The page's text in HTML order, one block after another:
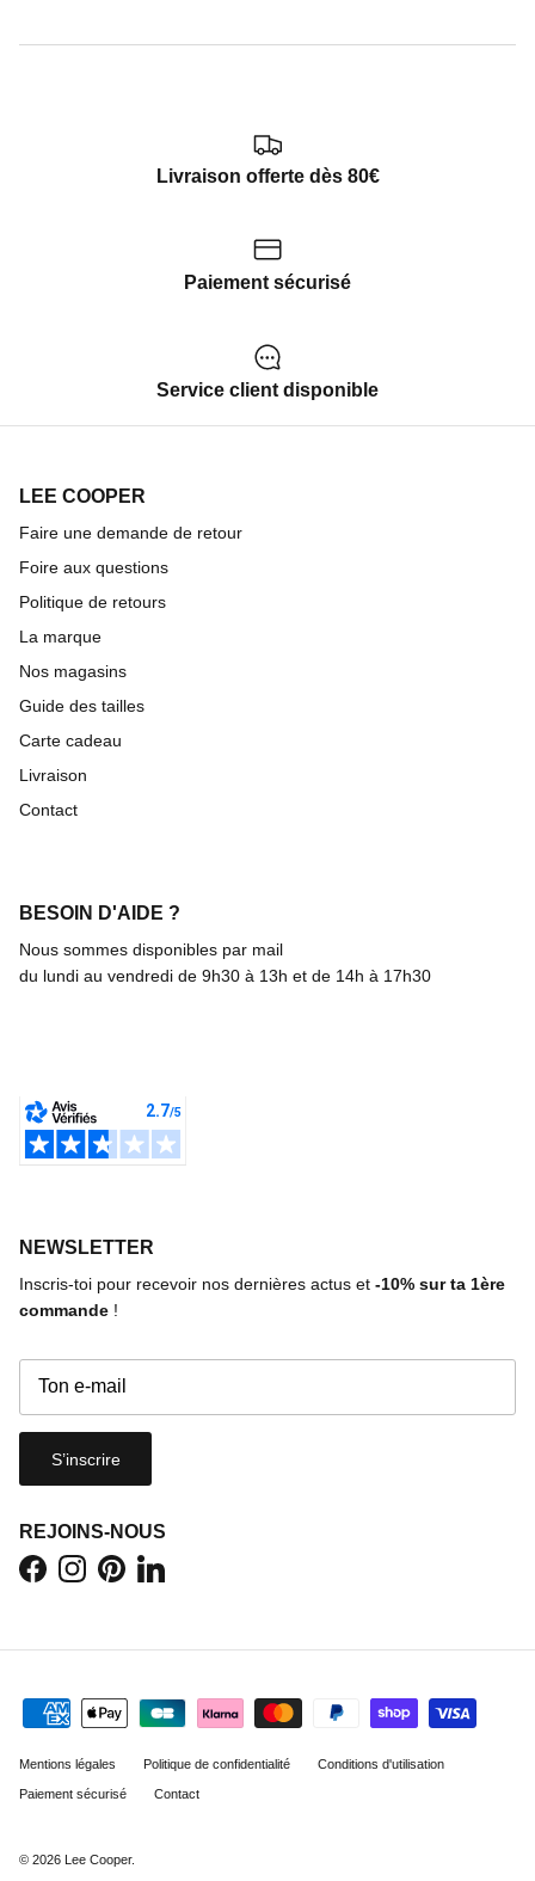
Livraison offerte dès 80€
Paiement sécurisé
Service client disponible
LEE COOPER
Faire une demande de retour
Foire aux questions
Politique de retours
La marque
Nos magasins
Guide des tailles
Carte cadeau
Livraison
Contact
BESOIN D'AIDE ?
Nous sommes disponibles par mail
du lundi au vendredi de 9h30 à 13h et de 14h à 17h30
NEWSLETTER
Inscris-toi pour recevoir nos dernières actus et -10% sur ta 1ère
commande !
S’inscrire
REJOINS-NOUS
FacebookInstagram
PinterestLinkedIn
Mentions légales Politique de confidentialité Conditions d'utilisation
Paiement sécurisé Contact
© 2026 Lee Cooper.